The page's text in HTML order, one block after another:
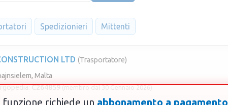
Spedizionieri Mittenti
LTD (Trasportatore)
Malta
C264859 (membro dal 30 Gennaio 2026)
funzione richiede un abbonamento a pagamento